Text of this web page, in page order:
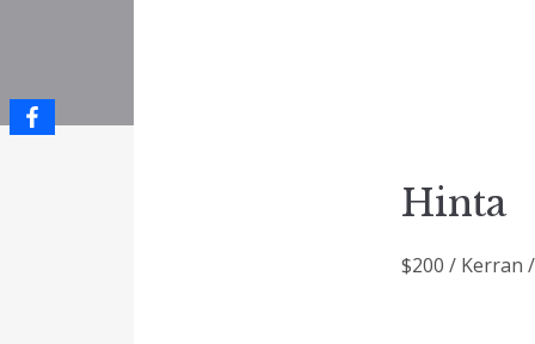
Hinta
$200 / Kerran